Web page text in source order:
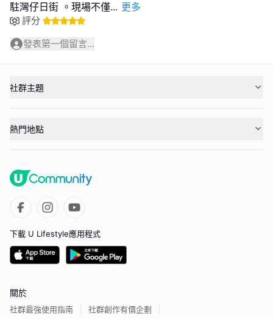
駐灣仔日街 。現場不僅... 更多
評分
發表第一個留言...
社群主題
熱門地點
下載 U Lifestyle應用程式
關於
社群最強使用指南 社群創作有價企劃